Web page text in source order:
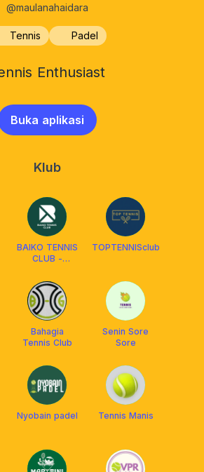
@maulanahaidara
Tennis Padel
Enthusiast
Buka aplikasi
Klub
BAIKO TENNIS
CLUB -
TOPTENNISclub
Bahagia
Tennis Club
Senin Sore
Sore
Nyobain padel Tennis Manis